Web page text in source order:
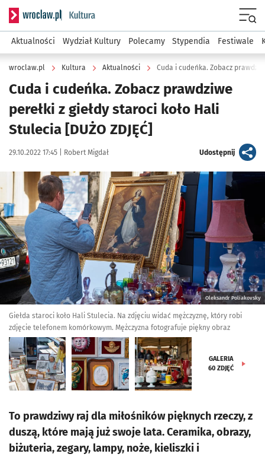
Serwis informacyjny wroclaw.pl podserwis: Kultura
Aktualności Wydział Kultury Polecamy Stypendia Festiwale
wroclaw.pl Kultura Aktualności
Cuda i cudeńka. Zobacz prawdziwe
perełki z giełdy staroci koło Hali
Stulecia [DUŻO ZDJĘĆ]
Data publikacji:
29.10.2022 17:45 | Autor:
Robert Migdał Udostępnijartykuł
Kliknij, aby zobaczyć galerię
Oleksandr Poliakovsky
Giełda staroci koło Hali Stulecia. Na zdjęciu widać mężczyznę, który robi
zdjęcie telefonem komórkowym. Mężczyzna fotografuje piękny obraz
GALERIA
60 ZDJĘĆ
To prawdziwy raj dla miłośników pięknych rzeczy, z
duszą, które mają już swoje lata. Ceramika, obrazy,
biżuteria, zegary, lampy, noże, kieliszki i